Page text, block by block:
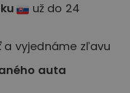
už do 24
a vyjednáme zľavu
auta